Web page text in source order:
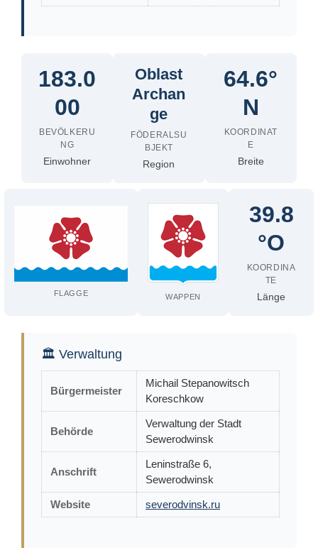
183.0
00
BEVÖLKERU
NG
Einwohner
Oblast
Archan
ge
FÖDERALSU
BJEKT
Region
64.6°
N
KOORDINAT
E
Breite
FLAGGE WAPPEN
39.8
°O
KOORDINA
TE
Länge
🏛 Verwaltung
Bürgermeister
Michail Stepanowitsch
Koreschkow
Behörde
Verwaltung der Stadt
Sewerodwinsk
Anschrift
Leninstraße 6,
Sewerodwinsk
Website severodvinsk.ru